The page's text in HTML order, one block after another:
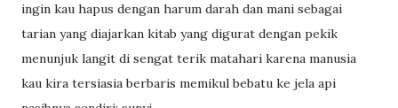
ingin kau hapus dengan harum darah dan mani sebagai
tarian yang diajarkan kitab yang digurat dengan pekik
menunjuk langit di sengat terik matahari karena manusia
kau kira tersiasia berbaris memikul bebatu ke jela api